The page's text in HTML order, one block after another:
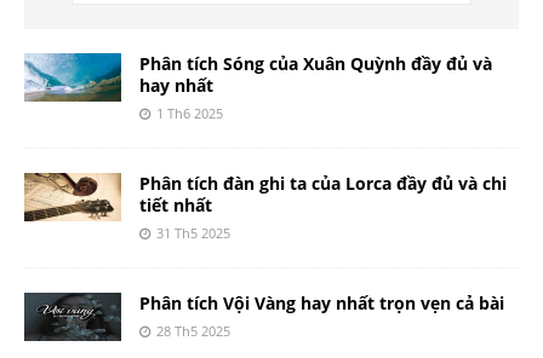
Phân tích Sóng của Xuân Quỳnh đầy đủ và
hay nhất
1 Th6 2025
Phân tích đàn ghi ta của Lorca đầy đủ và chi
tiết nhất
31 Th5 2025
Phân tích Vội Vàng hay nhất trọn vẹn cả bài
28 Th5 2025